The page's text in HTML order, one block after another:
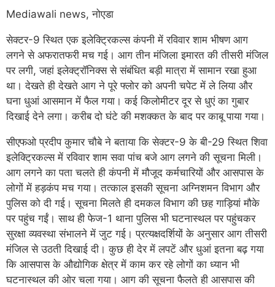
Mediawali news, नोएडा
सेक्टर-9 स्थित एक इलेक्ट्रिकल्स कंपनी में रविवार शाम भीषण आग
लगने से अफरातफरी मच गई। आग तीन मंजिला इमारत की तीसरी मंजिल
पर लगी, जहां इलेक्ट्रॉनिक्स से संबंधित बड़ी मात्रा में सामान रखा हुआ
था। देखते ही देखते आग ने पूरे फ्लोर को अपनी चपेट में ले लिया और
घना धुआं आसमान में फैल गया। कई किलोमीटर दूर से धुएं का गुबार
दिखाई देने लगा। करीब दो घंटे की मशक्कत के बाद पर काबू पाया गया।
सीएफओ प्रदीप कुमार चौबे ने बताया कि सेक्टर-9 के बी-29 स्थित शिवा
इलेक्ट्रिकल्स में रविवार शाम सवा पांच बजे आग लगने की सूचना मिली।
आग लगने का पता चलते ही कंपनी में मौजूद कर्मचारियों और आसपास के
लोगों में हड़कंप मच गया। तत्काल इसकी सूचना अग्निशमन विभाग और
पुलिस को दी गई। सूचना मिलते ही दमकल विभाग की छह गाड़ियां मौके
पर पहुंच गईं। साथ ही फेज-1 थाना पुलिस भी घटनास्थल पर पहुंचकर
सुरक्षा व्यवस्था संभालने में जुट गई। प्रत्यक्षदर्शियों के अनुसार आग तीसरी
मंजिल से उठती दिखाई दी। कुछ ही देर में लपटें और धुआं इतना बढ़ गया
कि आसपास के औद्योगिक क्षेत्र में काम कर रहे लोगों का ध्यान भी
घटनास्थल की ओर चला गया। आग की सूचना फैलते ही आसपास की